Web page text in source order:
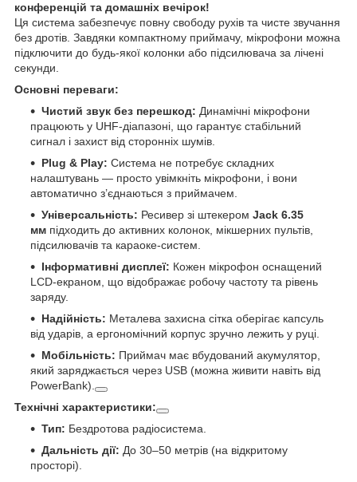
конференцій та домашніх вечірок!
Ця система забезпечує повну свободу рухів та чисте звучання
без дротів. Завдяки компактному приймачу, мікрофони можна
підключити до будь-якої колонки або підсилювача за лічені
секунди.
Основні переваги:
Чистий звук без перешкод: Динамічні мікрофони
працюють у UHF-діапазоні, що гарантує стабільний
сигнал і захист від сторонніх шумів.
Plug & Play: Система не потребує складних
налаштувань — просто увімкніть мікрофони, і вони
автоматично з’єднаються з приймачем.
Універсальність: Ресивер зі штекером Jack 6.35
мм підходить до активних колонок, мікшерних пультів,
підсилювачів та караоке-систем.
Інформативні дисплеї: Кожен мікрофон оснащений
LCD-екраном, що відображає робочу частоту та рівень
заряду.
Надійність: Металева захисна сітка оберігає капсуль
від ударів, а ергономічний корпус зручно лежить у руці.
Мобільність: Приймач має вбудований акумулятор,
який заряджається через USB (можна живити навіть від
PowerBank).
Технічні характеристики:
Тип: Бездротова радіосистема.
Дальність дії: До 30–50 метрів (на відкритому
просторі).